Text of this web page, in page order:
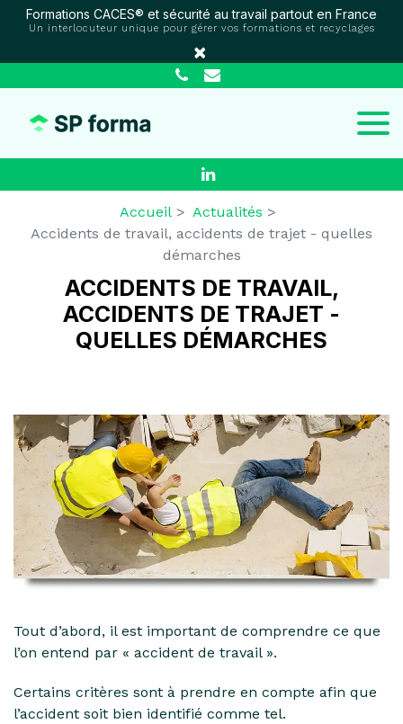
Formations CACES® et sécurité au travail partout en France
Un interlocuteur unique pour gérer vos formations et recyclages
×
Accueil
Actualités
Accidents de travail, accidents de trajet - quelles
démarches
ACCIDENTS DE TRAVAIL,
ACCIDENTS DE TRAJET -
QUELLES DÉMARCHES
Tout d’abord, il est important de comprendre ce que
l’on entend par « accident de travail ».
Certains critères sont à prendre en compte afin que
l’accident soit bien identifié comme tel.
Panneau de gestion des cookies